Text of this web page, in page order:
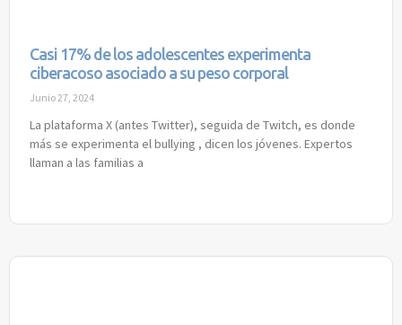
Casi 17% de los adolescentes experimenta
ciberacoso asociado a su peso corporal
Junio 27, 2024
La plataforma X (antes Twitter), seguida de Twitch, es donde
más se experimenta el bullying , dicen los jóvenes. Expertos
llaman a las familias a